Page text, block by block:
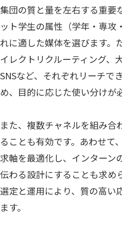
集団の質と量を左右する重要
ット学生の属性（学年・専攻
れに適した媒体を選びます。
イレクトリクルーティング、
SNSなど、それぞれリーチで
め、目的に応じた使い分けが
また、複数チャネルを組み合
ることも有効です。あわせて
求軸を最適化し、インターン
伝わる設計にすることも求め
選定と運用により、質の高い
ます。